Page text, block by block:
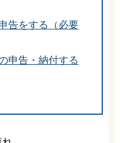
告をする（必要
申告・納付する